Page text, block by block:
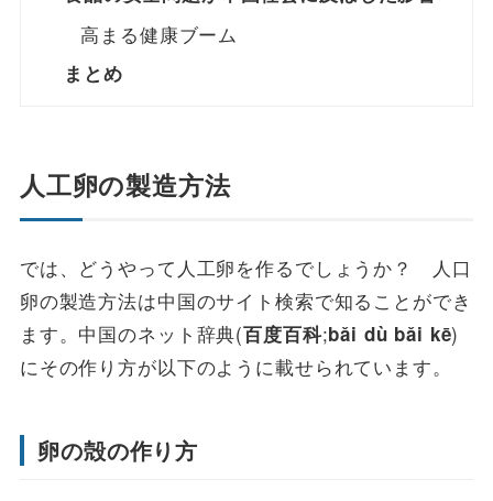
高まる健康ブーム
まとめ
人工卵の製造方法
では、どうやって人工卵を作るでしょうか？ 人口
卵の製造方法は中国のサイト検索で知ることができ
ます。中国のネット辞典(百度百科;bǎi dù bǎi kē)
にその作り方が以下のように載せられています。
卵の殻の作り方